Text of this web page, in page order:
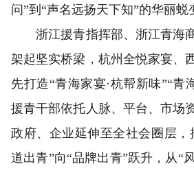
问”到“声名远扬天下知”的华丽蜕
浙江援青指挥部、浙江青海
架起坚实桥梁，杭州全悦家宴、
先打造“青海家宴·杭帮新味”“青
援青干部依托人脉、平台、市场
政府、企业延伸至全社会圈层，
道出青”向“品牌出青”跃升，从“